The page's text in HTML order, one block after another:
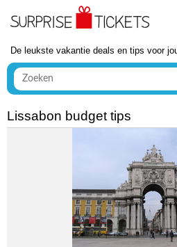
De leukste vakantie deals en tips voor
Lissabon budget tips